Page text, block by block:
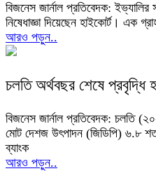
বিজনেস জার্নাল প্রতিবেদক:
নিষেধাজ্ঞা দিয়েছেন হাইকোর্ট। এক
আরও পড়ুন..
চলতি অর্থবছর শেষে প্রবৃদ্ধি
বিজনেস জার্নাল প্রতিবেদক: চলতি
মোট দেশজ উৎপাদন (জিডিপি) ৬.৮
ব্যাংক
আরও পড়ুন..